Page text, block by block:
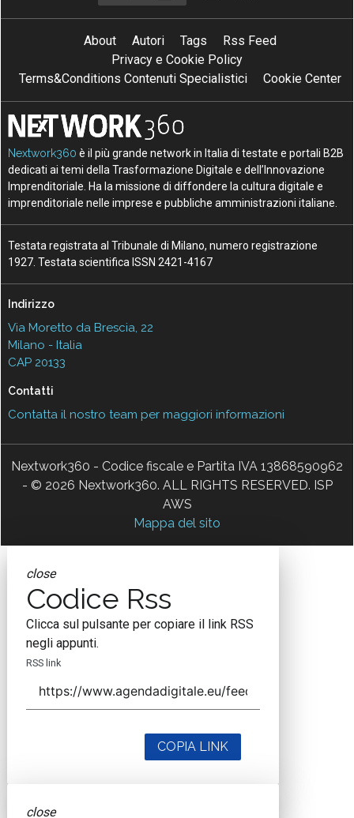
About Autori Tags
Rss Feed
Privacy e Cookie Policy
Terms&Conditions Contenuti Specialistici
Cookie Center
Nextwork360 è il più grande network in Italia di testate e portali B2B
dedicati ai temi della Trasformazione Digitale e dell’Innovazione
Imprenditoriale. Ha la missione di diffondere la cultura digitale e
imprenditoriale nelle imprese e pubbliche amministrazioni italiane.
Testata registrata al Tribunale di Milano, numero registrazione
1927. Testata scientifica ISSN 2421-4167
Indirizzo
Via Moretto da Brescia, 22
Milano - Italia
CAP 20133
Contatti
Contatta il nostro team per maggiori informazioni
Nextwork360 - Codice fiscale e Partita IVA 13868590962
- © 2026 Nextwork360. ALL RIGHTS RESERVED. ISP
AWS
Mappa del sito
close
Codice Rss
Clicca sul pulsante per copiare il link RSS
negli appunti.
RSS link
COPIA LINK
close